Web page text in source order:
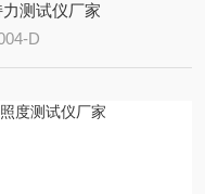
测试仪厂家
D